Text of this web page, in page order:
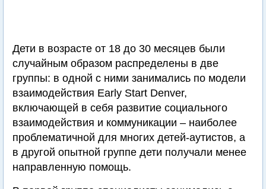
Дети в возрасте от 18 до 30 месяцев были
случайным образом распределены в две
группы: в одной с ними занимались по модели
взаимодействия Early Start Denver,
включающей в себя развитие социального
взаимодействия и коммуникации – наиболее
проблематичной для многих детей-аутистов, а
в другой опытной группе дети получали менее
направленную помощь.